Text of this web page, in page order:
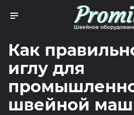
Как
иглу для
швейной